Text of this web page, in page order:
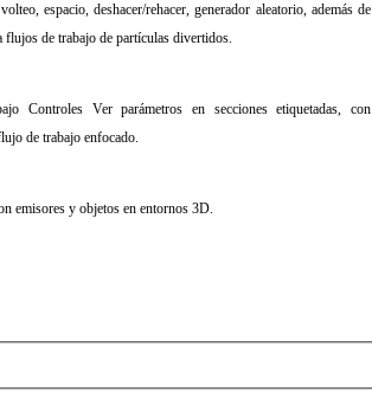
espacio, deshacer/rehacer, generador aleatorio, además de
flujos de trabajo de partículas divertidos.
Controles Ver parámetros en secciones etiquetadas, con
de trabajo enfocado.
emisores y objetos en entornos 3D.